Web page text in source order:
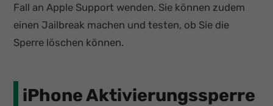
Fall an Apple Support wenden. Sie können zudem
einen Jailbreak machen und testen, ob Sie die
Sperre löschen können.
iPhone Aktivierungssperre